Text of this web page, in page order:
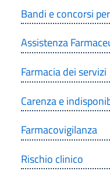
Bandi e concorsi
Assistenza
Farmacia dei servizi
Carenza e
Farmacovigilanza
Rischio clinico